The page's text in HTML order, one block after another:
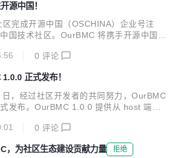
源中国！
完成开源中国（OSCHINA）企业号注
国技术社区。OurBMC 将携手开源中国优
的开源技术社区，OSCHINA 聚集了超过
开源生态环境方面发挥了重要作用。自创
深耕与发展，结合对中国本土开源环境的
已成为推动国内开源技术进步的重要力
开源根社区。在多方共同努力下，OurB
0 评论
正式发布！
，经过社区开发者的共同努力，OurBMC
发布。OurBMC 1.0.0 提供从 host 端到
效的 BMC 全栈解决方案。 发布内容 Our
容包含了 bmc-uboot、bmc-linux、bmc-o
、host-UEFI 以及 host-linux 6 大模块。
0 评论
，为社区生态建设贡献力量 拒绝